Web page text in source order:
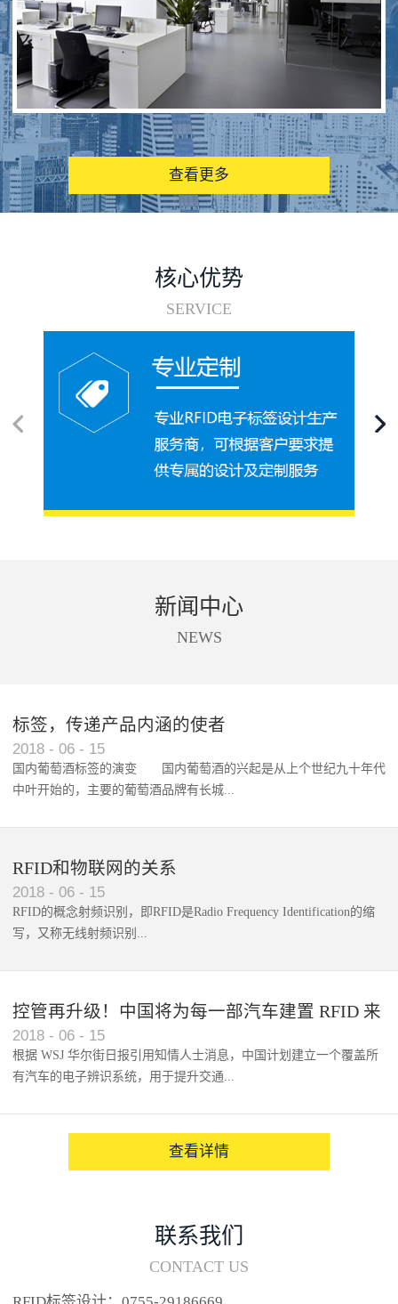
图书馆RFID电子标签管理系统
查看更多
核心优势
SERVICE
新闻中心
NEWS
标签，传递产品内涵的使者
2018 - 06 - 15
国内葡萄酒标签的演变 国内葡萄酒的兴起是从上个世纪九十年代
中叶开始的，主要的葡萄酒品牌有长城...
RFID和物联网的关系
2018 - 06 - 15
RFID的概念射频识别，即RFID是Radio Frequency Identification的缩
写，又称无线射频识别...
控管再升级！中国将为每一部汽车建置 RFID 来
架构辨识系统
2018 - 06 - 15
根据 WSJ 华尔街日报引用知情人士消息，中国计划建立一个覆盖所
有汽车的电子辨识系统，用于提升交通...
查看详情
联系我们
CONTACT US